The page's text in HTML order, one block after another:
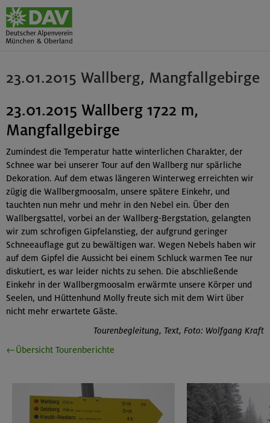
23.01.2015 Wallberg, Mangfallgebirge
23.01.2015 Wallberg 1722 m,
Mangfallgebirge
Zumindest die Temperatur hatte winterlichen Charakter, der
Schnee war bei unserer Tour auf den Wallberg nur spärliche
Dekoration. Auf dem etwas längeren Winterweg erreichten wir
zügig die Wallbergmoosalm, unsere spätere Einkehr, und
tauchten nun mehr und mehr in den Nebel ein. Über den
Wallbergsattel, vorbei an der Wallberg-Bergstation, gelangten
wir zum schrofigen Gipfelanstieg, der aufgrund geringer
Schneeauflage gut zu bewältigen war. Wegen Nebels haben wir
auf dem Gipfel die Aussicht bei einem Schluck warmen Tee nur
diskutiert, es war leider nichts zu sehen. Die abschließende
Einkehr in der Wallbergmoosalm erwärmte unsere Körper und
Seelen, und Hüttenhund Molly freute sich mit dem Wirt über
nicht mehr erwartete Gäste.
Tourenbegleitung, Text, Foto: Wolfgang Kraft
←Übersicht Tourenberichte